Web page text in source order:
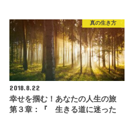
真の生き方
2018.8.22
幸せを掴む！あなたの人生の旅
第３章：『 生きる道に迷った